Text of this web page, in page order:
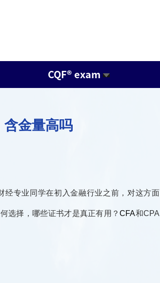
CQF® exam
含金量高吗
经专业同学在初入金融行业之前，对这方面
选择，哪些证书才是真正有用？CFA和CPA